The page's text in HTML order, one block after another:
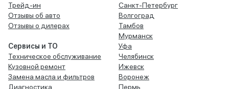
Трейд-ин
Отзывы об авто
Отзывы о дилерах
Сервисы и ТО
Техническое обслуживание
Кузовной ремонт
Замена масла и фильтров
Диагностика
Санкт-Петербург
Волгоград
Тамбов
Мурманск
Уфа
Челябинск
Ижевск
Воронеж
Пермь